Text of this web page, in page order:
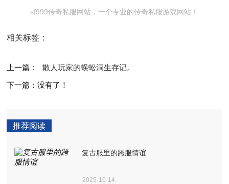
sf999传奇私服网站，一个专业的传奇私服游戏网站！
相关标签：
上一篇：
散人玩家的蜈蚣洞生存记。
下一篇：没有了！
推荐阅读
复古服里的跨服情谊
2025-10-14